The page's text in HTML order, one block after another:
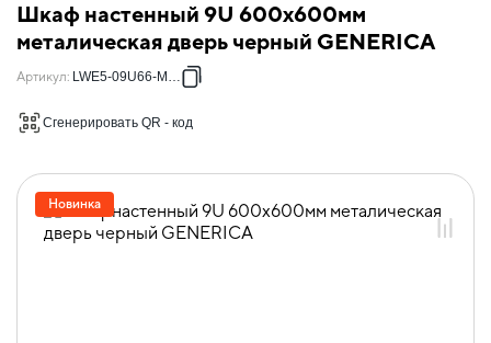
телекоммуникационное GENERICA
60.20.01 Шкафы сетевые GENERICA
60.20.01.02 Шкафы сетевые
60.20.01.02.03 Шкафы 600х600мм
Шкаф настенный 9U 600х600мм
металическая дверь черный GENERICA
Новинка
Артикул: LWE5-09U66-MF-G
Сгенерировать QR - код